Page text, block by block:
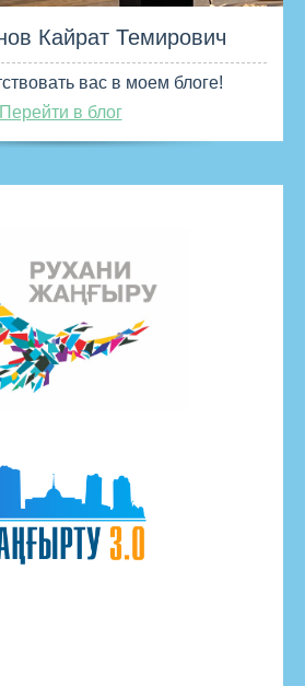
Кайрат Темирович
вас в моем блоге!
Перейти в блог